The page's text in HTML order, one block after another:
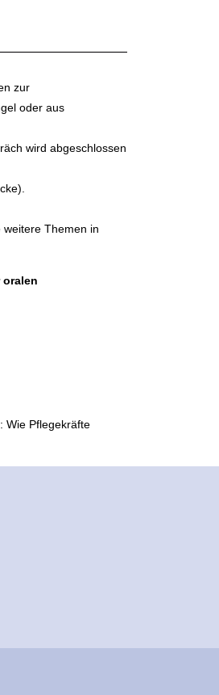
zur
oder aus
wird abgeschlossen
Themen in
Wie Pflegekräfte